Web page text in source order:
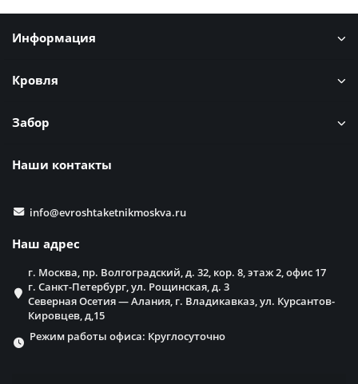
Информация
Кровля
Забор
Наши контакты
info@evroshtaketnikmoskva.ru
Наш адрес
г. Москва, пр. Волгоградский, д. 32, кор. 8, этаж 2, офис 17
г. Санкт-Петербург, ул. Рощинская, д. 3
Северная Осетия — Алания, г. Владикавказ, ул. Курсантов-
Кировцев, д,15
Режим работы офиса: Круглосуточно